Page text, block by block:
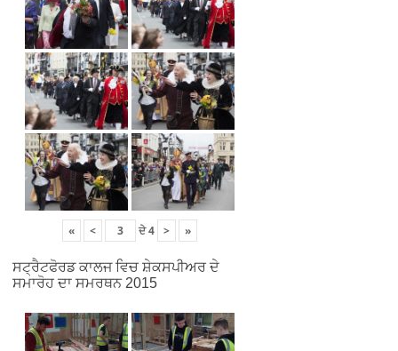
« < ਦੇ4 > »
ਸਟ੍ਰੈਟਫੋਰਡ ਕਾਲਜ ਵਿਚ ਸ਼ੇਕਸਪੀਅਰ ਦੇ
ਸਮਾਰੋਹ ਦਾ ਸਮਰਥਨ 2015